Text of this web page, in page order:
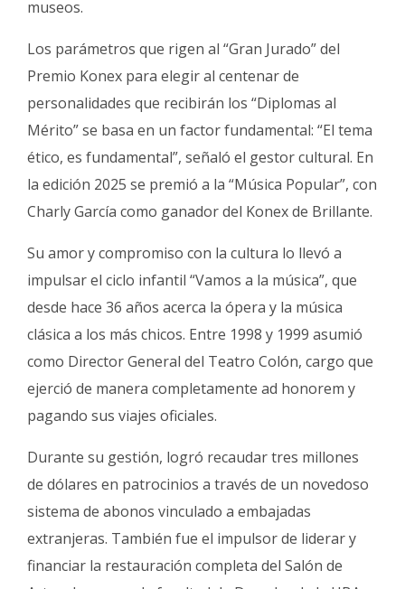
museos.
Los parámetros que rigen al “Gran Jurado” del
Premio Konex para elegir al centenar de
personalidades que recibirán los “Diplomas al
Mérito” se basa en un factor fundamental: “El tema
ético, es fundamental”, señaló el gestor cultural. En
la edición 2025 se premió a la “Música Popular”, con
Charly García como ganador del Konex de Brillante.
Su amor y compromiso con la cultura lo llevó a
impulsar el ciclo infantil “Vamos a la música”, que
desde hace 36 años acerca la ópera y la música
clásica a los más chicos. Entre 1998 y 1999 asumió
como Director General del Teatro Colón, cargo que
ejerció de manera completamente ad honorem y
pagando sus viajes oficiales.
Durante su gestión, logró recaudar tres millones
de dólares en patrocinios a través de un novedoso
sistema de abonos vinculado a embajadas
extranjeras. También fue el impulsor de liderar y
financiar la restauración completa del Salón de